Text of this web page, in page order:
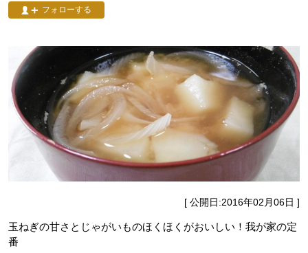
フォローする
[ 公開日:2016年02月06日 ]
玉ねぎの甘さとじゃがいものほくほくがおいしい！我が家の定
番